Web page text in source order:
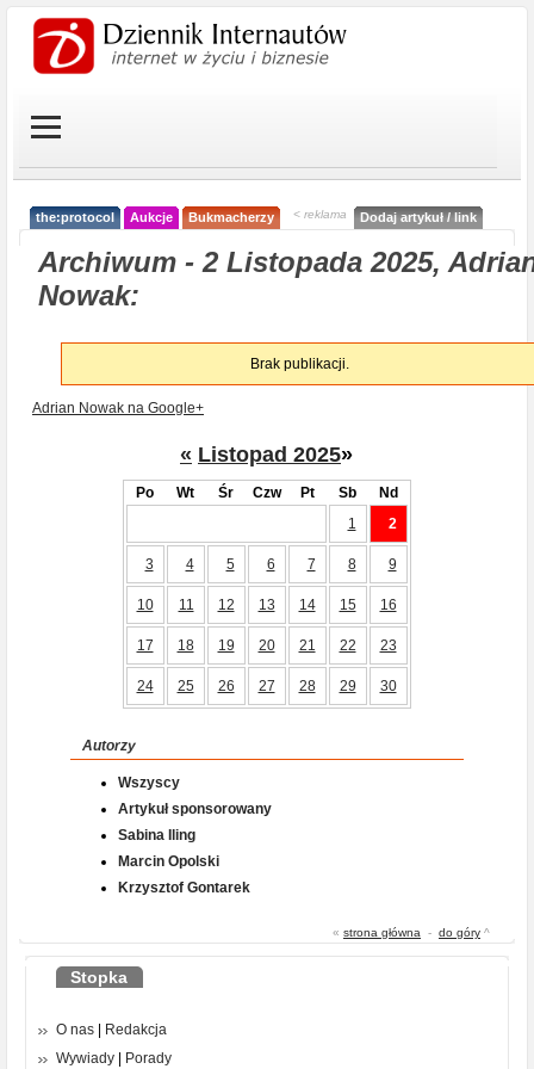
the:protocol Aukcje Bukmacherzy < reklama Dodaj artykuł / link
Archiwum - 2 Listopada 2025,
Nowak:
Brak publikacji.
Adrian Nowak na Google+
« Listopad 2025»
Po Wt Śr Czw Pt Sb
Nd
1
2
3 4 5 6 7 8 9
10 11 12 13 14 15 16
17 18 19 20 21 22 23
24 25 26 27 28 29 30
Autorzy
Wszyscy
Artykuł sponsorowany
Sabina Iling
Marcin Opolski
Krzysztof Gontarek
« strona główna - do góry ^
Stopka
O nas
Redakcja
Wywiady
Porady